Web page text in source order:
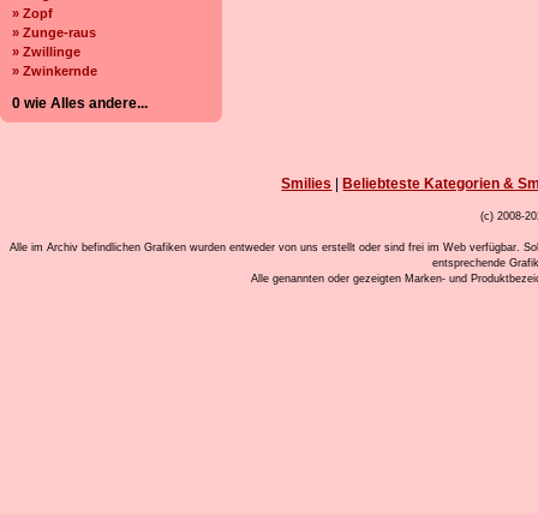
» Zopf
» Zunge-raus
» Zwillinge
» Zwinkernde
0 wie Alles andere...
Smilies Beliebteste Kategorien &
(c) 2008-
Alle im Archiv befindlichen Grafiken wurden entweder von uns erstellt oder sind frei im Web verfügbar.
entsprechende
Alle genannten oder gezeigten Marken- und